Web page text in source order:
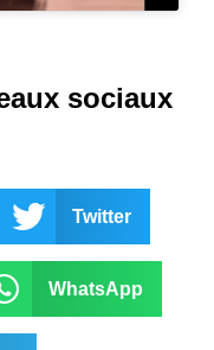
sociaux
Twitter
WhatsApp